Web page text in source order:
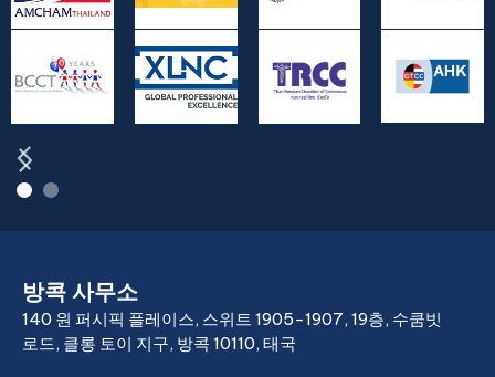
방콕 사무소
140 원 퍼시픽 플레이스, 스위트 1905-1907, 19층, 수쿰빗
로드, 클롱 토이 지구, 방콕 10110, 태국